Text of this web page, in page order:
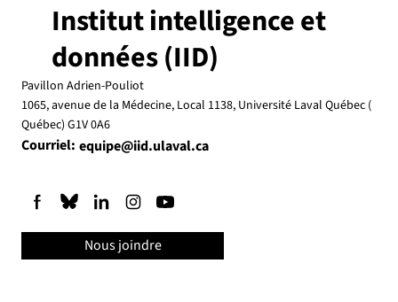
Institut intelligence et
données (IID)
Pavillon Adrien-Pouliot
1065, avenue de la Médecine, Local 1138, Université Laval Québec (
Québec) G1V 0A6
Courriel: equipe@iid.ulaval.ca
Nous joindre